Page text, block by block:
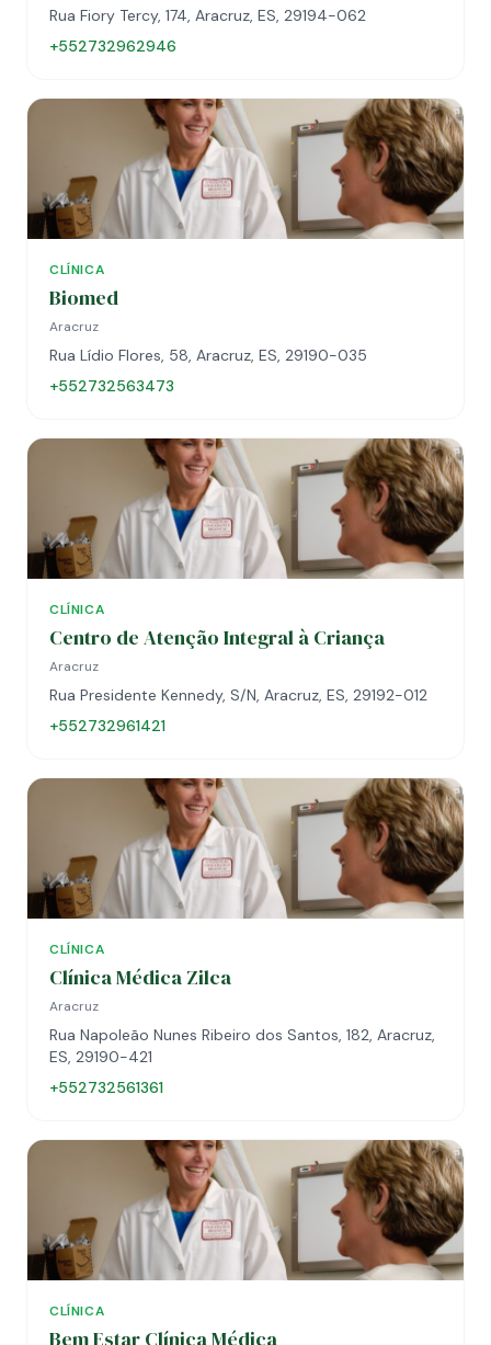
Rua Fiory Tercy, 174, Aracruz, ES, 29194-062
+552732962946
CLÍNICA
Biomed
Aracruz
Rua Lídio Flores, 58, Aracruz, ES, 29190-035
+552732563473
CLÍNICA
Centro de Atenção Integral à Criança
Aracruz
Rua Presidente Kennedy, S/N, Aracruz, ES, 29192-012
+552732961421
CLÍNICA
Clínica Médica Zilca
Aracruz
Rua Napoleão Nunes Ribeiro dos Santos, 182, Aracruz,
ES, 29190-421
+552732561361
CLÍNICA
Bem Estar Clínica Médica